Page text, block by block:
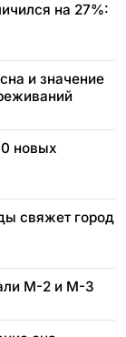
на 27%:
и значение
новых
свяжет город
М-2 и М-3